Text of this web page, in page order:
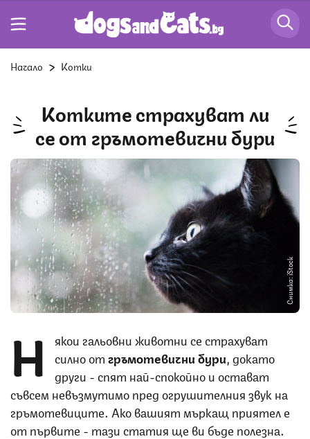
Начало Котки
Котките страхуват ли
се от гръмотевични бури
Снимка: iStock
Н
якои гальовни животни се страхуват
силно отгръмотевични бури , докато
други - спят най-спокойно и остават
съвсем невъзмутимо пред огрушителния звук на
гръмотевиците. Ако вашият мъркащ приятел е
от първите - тази статия ще ви бъде полезна.